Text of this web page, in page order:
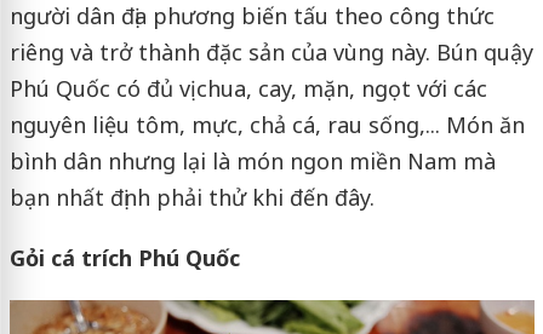
người dân địa phương biến tấu theo công thức
riêng và trở thành đặc sản của vùng này. Bún quậy
Phú Quốc có đủ vị chua, cay, mặn, ngọt với các
nguyên liệu tôm, mực, chả cá, rau sống,... Món ăn
bình dân nhưng lại là món ngon miền Nam mà
bạn nhất định phải thử khi đến đây.
Gỏi cá trích Phú Quốc